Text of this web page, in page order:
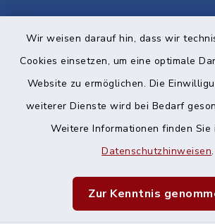
Wir weisen darauf hin, dass wir
Cookies einsetzen, um eine optimale
Website zu ermöglichen. Die
weiterer Dienste wird bei Bedarf
Weitere Informationen finden Sie
Datenschutzhinweisen.
Zur Kenntnis
Datenschutz
Impressum
Sitemap
Cookie-